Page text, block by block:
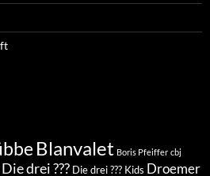
Blanvalet Boris Pfeiffer cbj
Die drei ??? Die drei ??? Kids Droemer